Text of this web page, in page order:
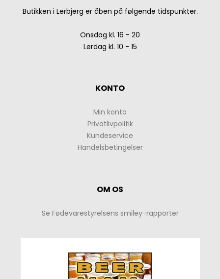
Butikken i Lerbjerg er åben på følgende tidspunkter.
Onsdag kl. 16 - 20
Lørdag kl. 10 - 15
KONTO
Min konto
Privatlivpolitik
Kundeservice
Handelsbetingelser
OM OS
Se Fødevarestyrelsens smiley-rapporter